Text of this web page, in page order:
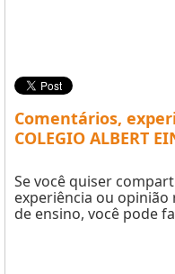
Comentários,
COLEGIO ALBERT
Se você quiser
experiência ou
de ensino, você pode